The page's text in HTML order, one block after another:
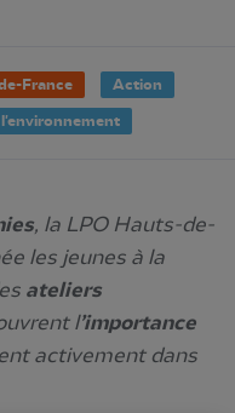
France
Action
, la LPO Hauts-de-
les jeunes à la
ateliers
l’importance
activement dans